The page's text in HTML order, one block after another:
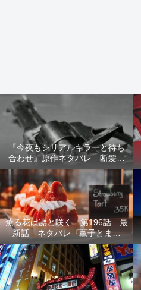
『今夜もシリアルキラーと待ち
合わせ』原作ネタバレ 断髪オ
ブジェ殺人事件 犯人の正体や
結末を解説
薫る花は凛と咲く 第196話 最
新話 ネタバレ『薫子とまど
か』